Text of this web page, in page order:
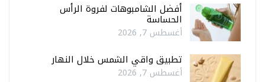
أفضل الشامبوهات لفروة الرأس
الحساسة
أغسطس 7, 2026
تطبيق واقي الشمس خلال النهار
أغسطس 7, 2026